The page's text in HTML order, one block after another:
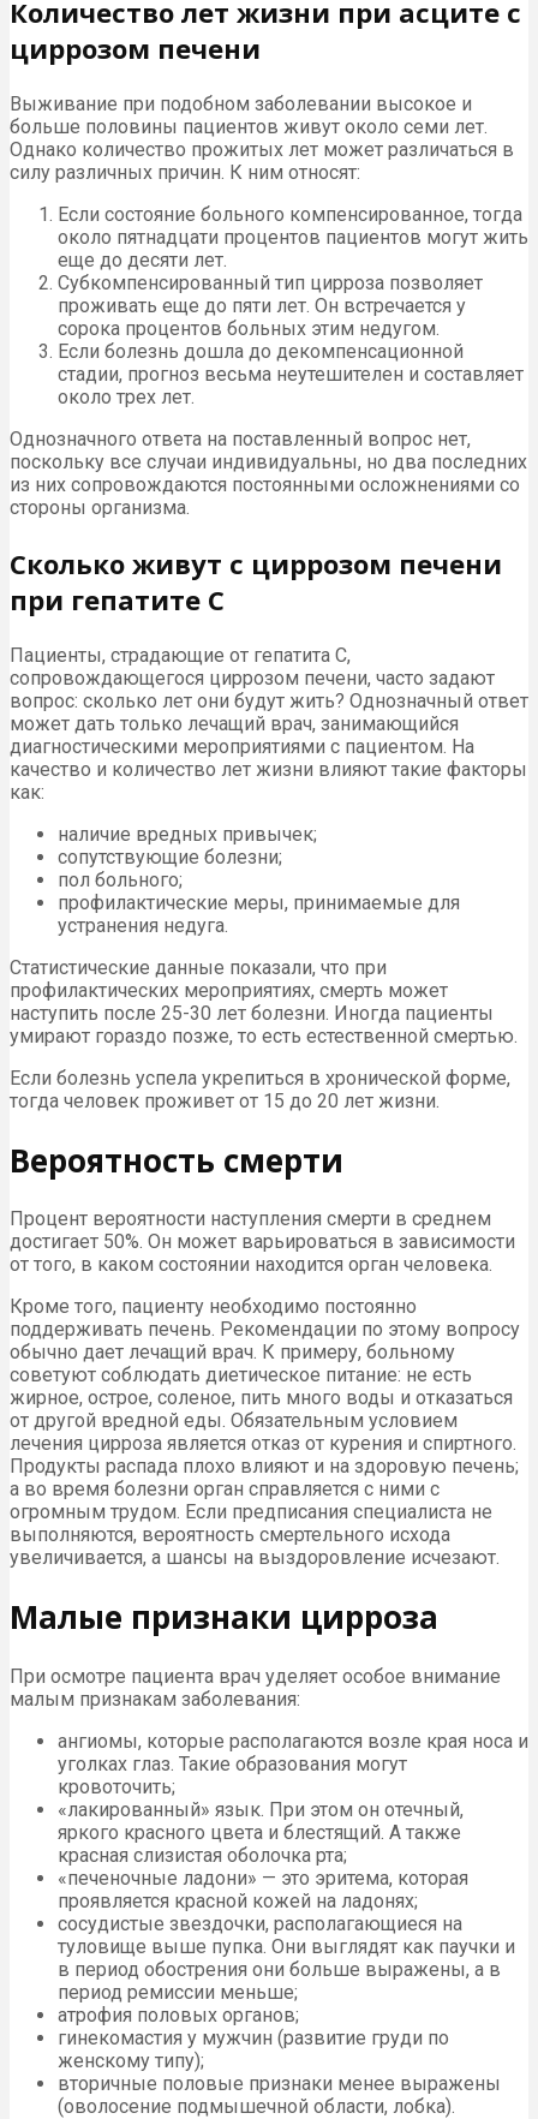
Количество лет жизни при асците с
циррозом печени
Выживание при подобном заболевании высокое и
больше половины пациентов живут около семи лет.
Однако количество прожитых лет может различаться в
силу различных причин. К ним относят:
Если состояние больного компенсированное, тогда
около пятнадцати процентов пациентов могут жить
еще до десяти лет.
Субкомпенсированный тип цирроза позволяет
проживать еще до пяти лет. Он встречается у
сорока процентов больных этим недугом.
Если болезнь дошла до декомпенсационной
стадии, прогноз весьма неутешителен и составляет
около трех лет.
Однозначного ответа на поставленный вопрос нет,
поскольку все случаи индивидуальны, но два последних
из них сопровождаются постоянными осложнениями со
стороны организма.
Сколько живут с циррозом печени
при гепатите С
Пациенты, страдающие от гепатита С,
сопровождающегося циррозом печени, часто задают
вопрос: сколько лет они будут жить? Однозначный ответ
может дать только лечащий врач, занимающийся
диагностическими мероприятиями с пациентом. На
качество и количество лет жизни влияют такие факторы
как:
наличие вредных привычек;
сопутствующие болезни;
пол больного;
профилактические меры, принимаемые для
устранения недуга.
Статистические данные показали, что при
профилактических мероприятиях, смерть может
наступить после 25-30 лет болезни. Иногда пациенты
умирают гораздо позже, то есть естественной смертью.
Если болезнь успела укрепиться в хронической форме,
тогда человек проживет от 15 до 20 лет жизни.
Вероятность смерти
Процент вероятности наступления смерти в среднем
достигает 50%. Он может варьироваться в зависимости
от того, в каком состоянии находится орган человека.
Кроме того, пациенту необходимо постоянно
поддерживать печень. Рекомендации по этому вопросу
обычно дает лечащий врач. К примеру, больному
советуют соблюдать диетическое питание: не есть
жирное, острое, соленое, пить много воды и отказаться
от другой вредной еды. Обязательным условием
лечения цирроза является отказ от курения и спиртного.
Продукты распада плохо влияют и на здоровую печень;
а во время болезни орган справляется с ними с
огромным трудом. Если предписания специалиста не
выполняются, вероятность смертельного исхода
увеличивается, а шансы на выздоровление исчезают.
Малые признаки цирроза
При осмотре пациента врач уделяет особое внимание
малым признакам заболевания:
ангиомы, которые располагаются возле края носа и
уголках глаз. Такие образования могут
кровоточить;
«лакированный» язык. При этом он отечный,
яркого красного цвета и блестящий. А также
красная слизистая оболочка рта;
«печеночные ладони» — это эритема, которая
проявляется красной кожей на ладонях;
сосудистые звездочки, располагающиеся на
туловище выше пупка. Они выглядят как паучки и
в период обострения они больше выражены, а в
период ремиссии меньше;
атрофия половых органов;
гинекомастия у мужчин (развитие груди по
женскому типу);
вторичные половые признаки менее выражены
(оволосение подмышечной области, лобка).